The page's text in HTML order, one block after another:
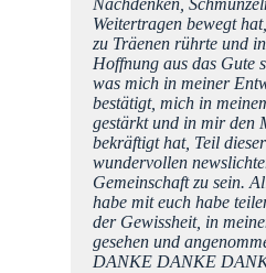
Nachdenken,
Weitertragen bewegt
zu Träenen rührte und
Hoffnung aus das Gute
was mich in meiner
bestätigt, mich in
gestärkt und in mir den
bekräftigt hat, Teil dieser
wundervollen
Gemeinschaft zu sein.
habe mit euch habe
der Gewissheit, in
gesehen und
DANKE DANKE